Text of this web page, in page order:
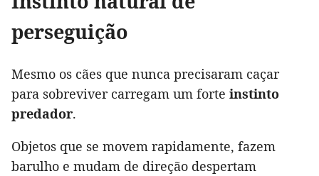
perseguição
Mesmo os cães que nunca precisaram caçar
para sobreviver carregam um forte instinto
predador.
Objetos que se movem rapidamente, fazem
barulho e mudam de direção despertam